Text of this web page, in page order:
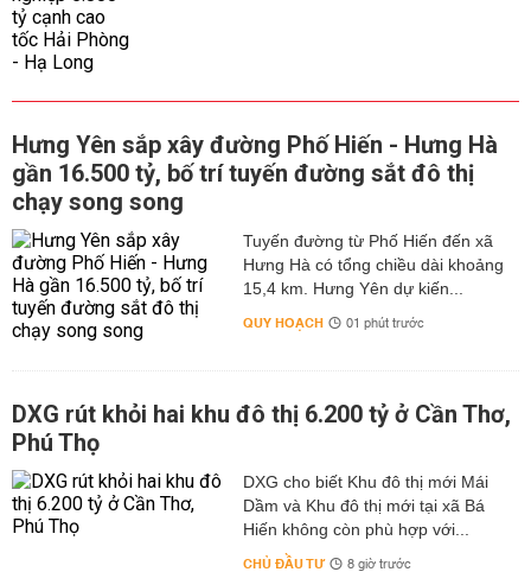
Hưng Yên sắp xây đường Phố Hiến - Hưng Hà
gần 16.500 tỷ, bố trí tuyến đường sắt đô thị
chạy song song
Tuyến đường từ Phố Hiến đến xã
Hưng Hà có tổng chiều dài khoảng
15,4 km. Hưng Yên dự kiến...
QUY HOẠCH 01 phút trước
DXG rút khỏi hai khu đô thị 6.200 tỷ ở Cần Thơ,
Phú Thọ
DXG cho biết Khu đô thị mới Mái
Dầm và Khu đô thị mới tại xã Bá
Hiến không còn phù hợp với...
CHỦ ĐẦU TƯ 8 giờ trước